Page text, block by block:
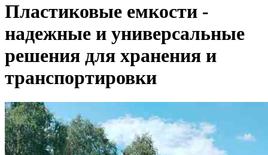
Пластиковые емкости -
надежные и универсальные
решения для хранения и
транспортировки